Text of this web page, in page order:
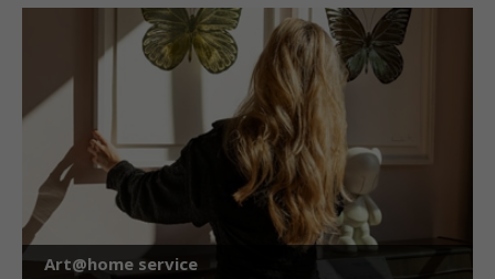
Art@home service